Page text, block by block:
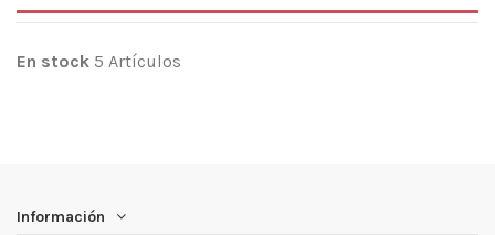
En stock 5 Artículos
Información